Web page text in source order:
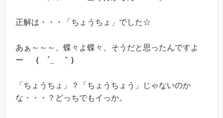
正解は・・・「ちょうちょ」でした☆
あぁ～～～、蝶々よ蝶々、そうだと思ったんですよ
ー
（ ´_ゝ｀）
「ちょうちょ」？「ちょうちょう」じゃないのか
な・・・？どっちでもイっか。